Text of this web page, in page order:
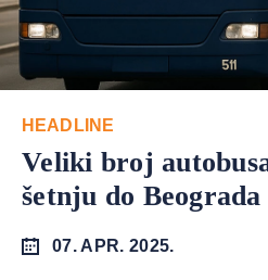
HEADLINE
Veliki broj
šetnju do
07. APR. 2025.